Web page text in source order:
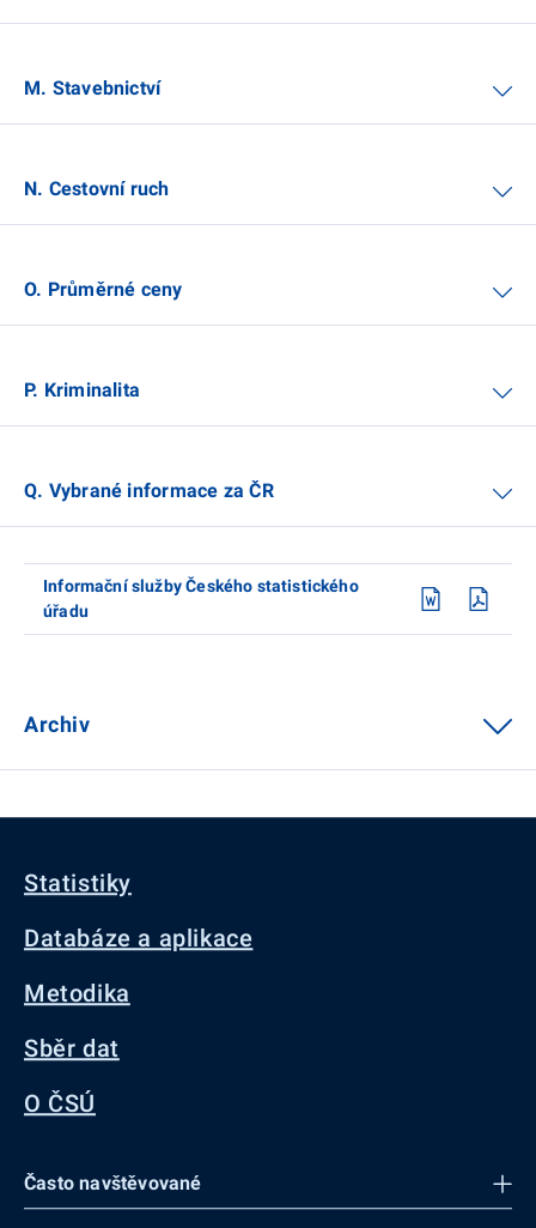
M. Stavebnictví
N. Cestovní ruch
O. Průměrné ceny
P. Kriminalita
Q. Vybrané informace za ČR
Informační služby Českého statistického
úřadu
Archiv
Statistiky
Databáze a aplikace
Metodika
Sběr dat
O ČSÚ
Často navštěvované